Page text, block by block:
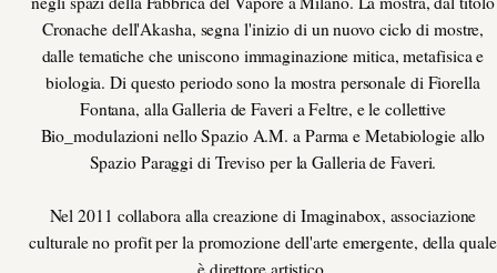
Cronache dell'Akasha, segna l'inizio di un nuovo ciclo di mostre,
dalle tematiche che uniscono immaginazione mitica, metafisica e
biologia. Di questo periodo sono la mostra personale di Fiorella
Fontana, alla Galleria de Faveri a Feltre, e le collettive
Bio_modulazioni nello Spazio A.M. a Parma e Metabiologie allo
Spazio Paraggi di Treviso per la Galleria de Faveri.
Nel 2011 collabora alla creazione di Imaginabox, associazione
culturale no profit per la promozione dell'arte emergente, della quale
è direttore artistico.